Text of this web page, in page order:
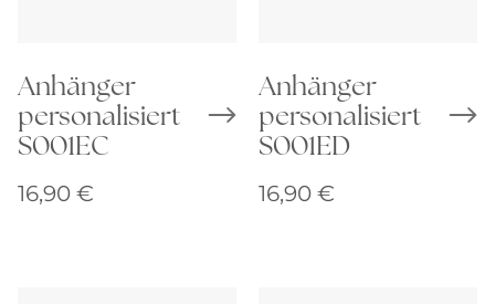
Anhänger
personalisiert
S001EC
16,90 €
Anhänger
personalisiert
S001ED
16,90 €